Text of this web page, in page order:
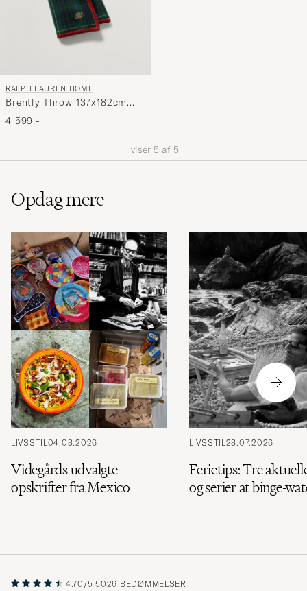
RALPH LAUREN HOME
Brently Throw 137x182cm
Navy
4 599,-
viser 5 af 5
Opdag mere
LIVSSTIL04.08.2026
Videgårds udvalgte
opskrifter fra Mexico
LIVSSTIL28.07.2026
Ferietips: Tre
og serier at binge-
4.70/5 5026 BEDØMMELSER